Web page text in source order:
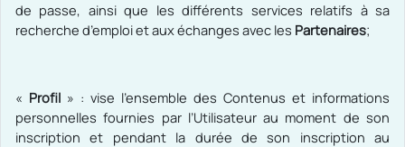
de passe, ainsi que les différents services relatifs à sa
recherche d’emploi et aux échanges avec les Partenaires;
« Profil » : vise l’ensemble des Contenus et informations
personnelles fournies par l’Utilisateur au moment de son
inscription et pendant la durée de son inscription au